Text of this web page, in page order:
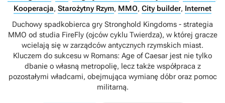
Kooperacja, Starożytny Rzym, MMO, City builder, Internet
Duchowy spadkobierca gry Stronghold Kingdoms - strategia
MMO od studia FireFly (ojców cyklu Twierdza), w której gracze
wcielają się w zarządców antycznych rzymskich miast.
Kluczem do sukcesu w Romans: Age of Caesar jest nie tylko
dbanie o własną metropolię, lecz także współpraca z
pozostałymi władcami, obejmująca wymianę dóbr oraz pomoc
militarną.